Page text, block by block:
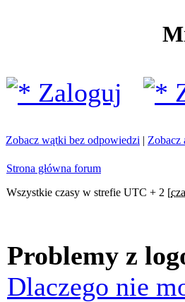
Zaloguj
Zobacz wątki bez odpowiedzi | Zobacz
Strona główna forum
Wszystkie czasy w strefie UTC + 2 [
Problemy z
Dlaczego nie